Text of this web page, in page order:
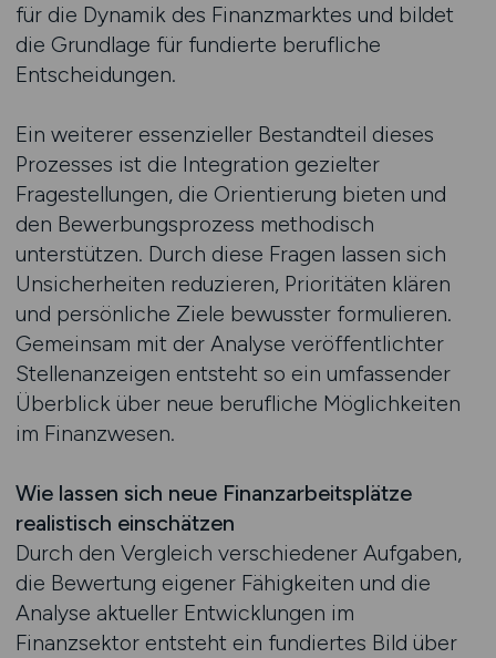
für die Dynamik des Finanzmarktes und bildet
die Grundlage für fundierte berufliche
Entscheidungen.
Ein weiterer essenzieller Bestandteil dieses
Prozesses ist die Integration gezielter
Fragestellungen, die Orientierung bieten und
den Bewerbungsprozess methodisch
unterstützen. Durch diese Fragen lassen sich
Unsicherheiten reduzieren, Prioritäten klären
und persönliche Ziele bewusster formulieren.
Gemeinsam mit der Analyse veröffentlichter
Stellenanzeigen entsteht so ein umfassender
Überblick über neue berufliche Möglichkeiten
im Finanzwesen.
Wie lassen sich neue Finanzarbeitsplätze
realistisch einschätzen
Durch den Vergleich verschiedener Aufgaben,
die Bewertung eigener Fähigkeiten und die
Analyse aktueller Entwicklungen im
Finanzsektor entsteht ein fundiertes Bild über